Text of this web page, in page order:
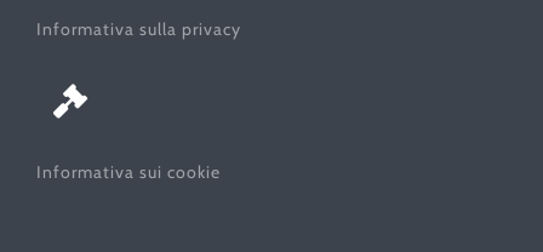
Informativa sulla privacy
Informativa sui cookie